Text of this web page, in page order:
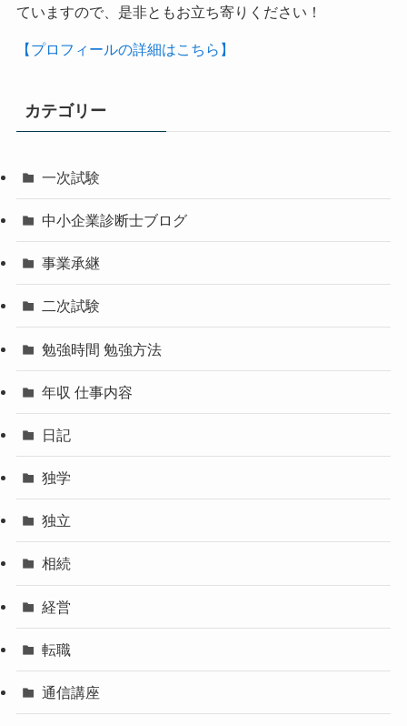
ていますので、是非ともお立ち寄りください！
【プロフィールの詳細はこちら】
カテゴリー
一次試験
中小企業診断士ブログ
事業承継
二次試験
勉強時間 勉強方法
年収 仕事内容
日記
独学
独立
相続
経営
転職
通信講座